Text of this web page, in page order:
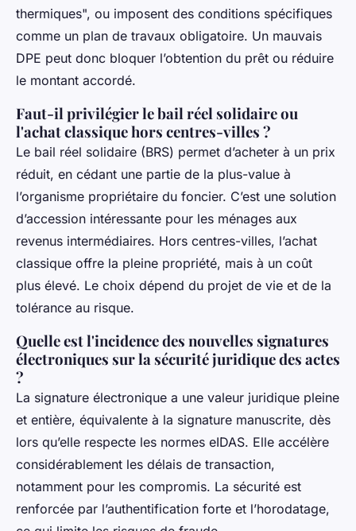
thermiques", ou imposent des conditions spécifiques
comme un plan de travaux obligatoire. Un mauvais
DPE peut donc bloquer l’obtention du prêt ou réduire
le montant accordé.
Faut-il privilégier le bail réel solidaire ou
l'achat classique hors centres-villes ?
Le bail réel solidaire (BRS) permet d’acheter à un prix
réduit, en cédant une partie de la plus-value à
l’organisme propriétaire du foncier. C’est une solution
d’accession intéressante pour les ménages aux
revenus intermédiaires. Hors centres-villes, l’achat
classique offre la pleine propriété, mais à un coût
plus élevé. Le choix dépend du projet de vie et de la
tolérance au risque.
Quelle est l'incidence des nouvelles signatures
électroniques sur la sécurité juridique des actes
?
La signature électronique a une valeur juridique pleine
et entière, équivalente à la signature manuscrite, dès
lors qu’elle respecte les normes eIDAS. Elle accélère
considérablement les délais de transaction,
notamment pour les compromis. La sécurité est
renforcée par l’authentification forte et l’horodatage,